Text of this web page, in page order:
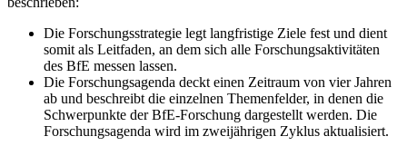
Die Forschungsstrategie legt langfristige Ziele fest und dient
somit als Leitfaden, an dem sich alle Forschungsaktivitäten
des BfE messen lassen.
Die Forschungsagenda deckt einen Zeitraum von vier Jahren
ab und beschreibt die einzelnen Themenfelder, in denen die
Schwerpunkte der BfE-Forschung dargestellt werden. Die
Forschungsagenda wird im zweijährigen Zyklus aktualisiert.